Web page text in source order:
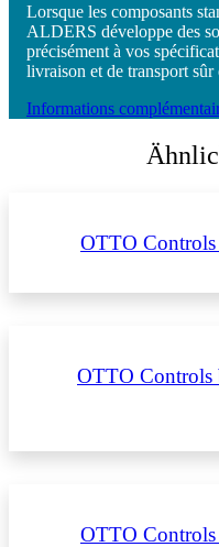
Lorsque les composants
ALDERS développe des
précisément à vos
livraison et de transport sûr
Informations
OTTO Controls
OTTO Controls
OTTO Controls